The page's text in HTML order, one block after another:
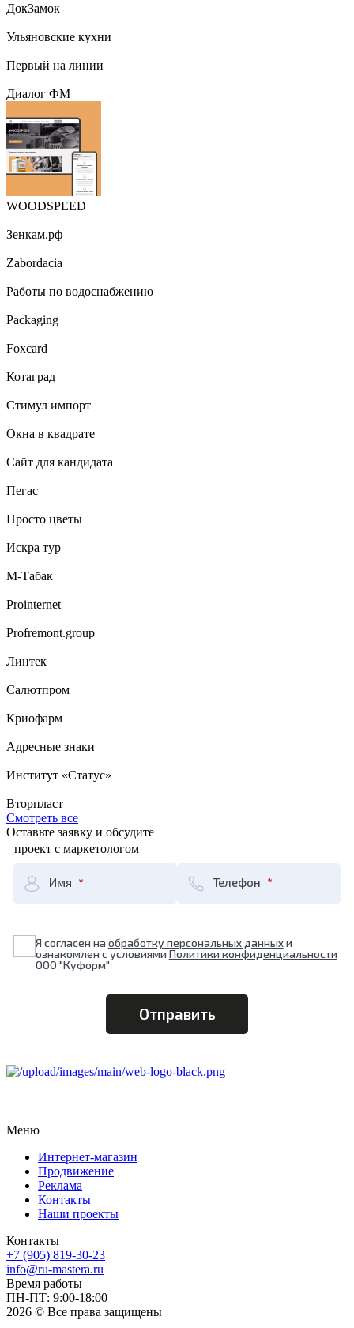
ДокЗамок
Ульяновские кухни
Первый на линии
Диалог ФМ
WOODSPEED
Зенкам.рф
Zabordacia
Работы по водоснабжению
Packaging
Foxcard
Котаград
Стимул импорт
Окна в квадрате
Сайт для кандидата
Пегас
Просто цветы
Искра тур
М-Табак
Prointernet
Profremont.group
Линтек
Салютпром
Криофарм
Адресные знаки
Институт «Статус»
Вторпласт
Смотреть все
Оставьте заявку и обсудите
проект с маркетологом
Имя Телефон
Я согласен на обработку персональных данныхи
ознакомлен с условиями Политики конфиденциальности
ООО "Куформ"
Меню
Интернет-магазин
Продвижение
Реклама
Контакты
Наши проекты
Контакты
+7 (905) 819-30-23
info@ru-mastera.ru
Время работы
ПН-ПТ: 9:00-18:00
2026 © Все права защищены